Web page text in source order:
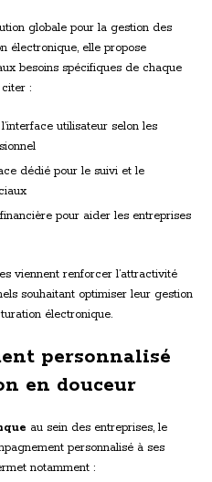
globale pour la gestion des
électronique, elle propose
besoins spécifiques de chaque
:
utilisateur selon les
dédié pour le suivi et le
financière pour aider les entreprises
viennent renforcer l’attractivité
souhaitant optimiser leur gestion
électronique.
personnalisé
en douceur
au sein des entreprises, le
personnalisé à ses
notamment :